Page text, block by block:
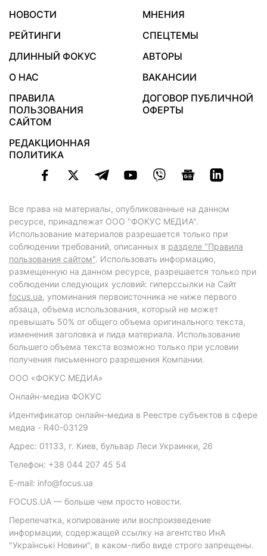
НОВОСТИ
МНЕНИЯ
РЕЙТИНГИ
СПЕЦТЕМЫ
ДЛИННЫЙ ФОКУС
АВТОРЫ
О НАС
ВАКАНСИИ
ПРАВИЛА
ПОЛЬЗОВАНИЯ
САЙТОМ
ДОГОВОР ПУБЛИЧНОЙ
ОФЕРТЫ
РЕДАКЦИОННАЯ
ПОЛИТИКА
Все права на материалы, опубликованные на данном
ресурсе, принадлежат ООО "ФОКУС МЕДИА".
Использование материалов разрешается только при
соблюдении требований, описанных в разделе "Правила
пользования сайтом". Использовать информацию,
размещенную на данном ресурсе, разрешается только при
соблюдении следующих условий: гиперссылки на Сайт
focus.ua, упоминания первоисточника не ниже первого
абзаца, объема использования, который не может
превышать 50% от общего объема оригинального текста,
изменения заголовка и лида материала. Использование
большего объема текста возможно только при условии
получения письменного разрешения Компании.
ООО «ФОКУС МЕДИА»
Онлайн-медиа ФОКУС
Идентификатор онлайн-медиа в Реестре субъектов в сфере
медиа - R40-03129
Адрес: 01133, г. Киев, бульвар Леси Украинки, 26
Телефон: +38 044 207 45 54
E-mail: info@focus.ua
FOCUS.UA — больше чем просто новости.
Перепечатка, копирование или воспроизведение
информации, содержащей ссылку на агентство ИнА
"Українські Новини", в каком-либо виде строго запрещены.